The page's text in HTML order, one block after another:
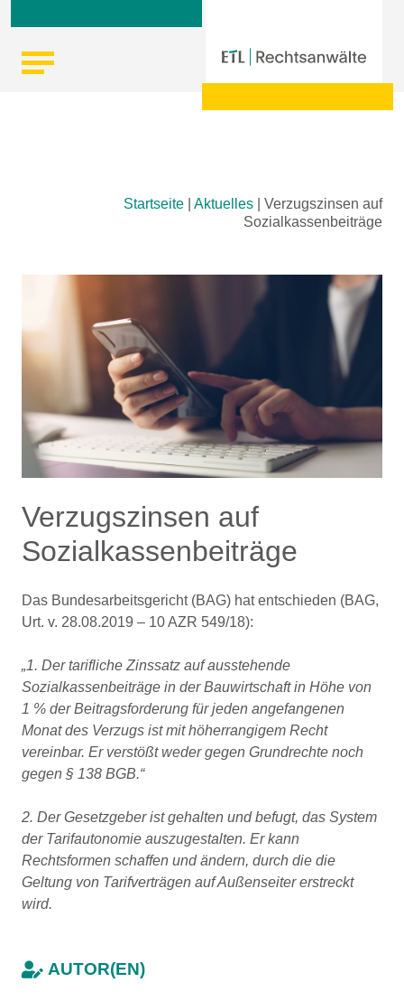
Startseite Aktuelles
Verzugszinsen auf
Sozialkassenbeiträge
Verzugszinsen auf
Sozialkassenbeiträge
Das Bundesarbeitsgericht (BAG) hat entschieden (BAG,
Urt. v. 28.08.2019 – 10 AZR 549/18):
1. Der tarifliche Zinssatz auf ausstehende
Sozialkassenbeiträge in der Bauwirtschaft in Höhe von
1 % der Beitragsforderung für jeden angefangenen
Monat des Verzugs ist mit höherrangigem Recht
vereinbar. Er verstößt weder gegen Grundrechte noch
gegen § 138 BGB.
2. Der Gesetzgeber ist gehalten und befugt, das System
der Tarifautonomie auszugestalten. Er kann
Rechtsformen schaffen und ändern, durch die die
Geltung von Tarifverträgen auf Außenseiter erstreckt
wird.
AUTOR(EN)